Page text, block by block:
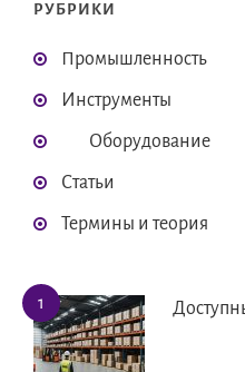
РУБРИКИ
Промышленность
Инструменты
Оборудование
Статьи
Термины и теория